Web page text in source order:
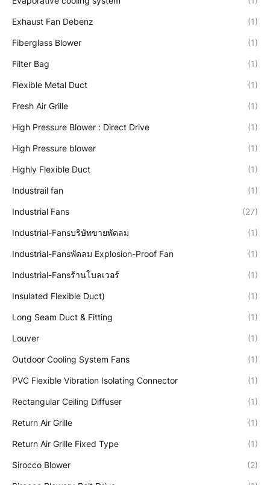
Exhaust Fan Debenz (1)
Fiberglass Blower (1)
Filter Bag (1)
Flexible Metal Duct (1)
Fresh Air Grille (1)
High Pressure Blower : Direct Drive (1)
High Pressure blower (1)
Highly Flexible Duct (1)
Industrail fan (1)
Industrial Fans (27)
Industrial-Fansบริษัทขายพัดลม (1)
Industrial-Fansพัดลม Explosion-Proof Fan (1)
Industrial-Fansร้านโบลเวอร์ (1)
Insulated Flexible Duct) (1)
Long Seam Duct & Fitting (1)
Louver (1)
Outdoor Cooling System Fans (1)
PVC Flexible Vibration Isolating Connector (1)
Rectangular Ceiling Diffuser (1)
Return Air Grille (1)
Return Air Grille Fixed Type (1)
Sirocco Blower (2)